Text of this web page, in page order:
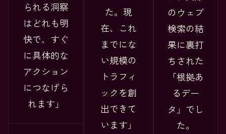
られる洞察
はどれも明
快で、すぐ
に具体的な
アクション
につなげら
れます
た。現
在、これ
までにな
い規模の
トラフィ
ックを創
出できて
います
のウェブ
検索の結
果に裏打
ちされた
「根拠あ
るデー
タ」でし
た。